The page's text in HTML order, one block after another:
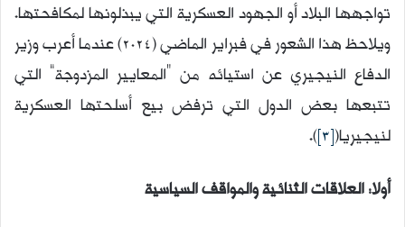
تواجهها البلاد أو الجهود العسكرية التي يبذلونها لمكافحتها.
ويلاحظ هذا الشعور في فبراير الماضي (2024) عندما أعرب وزير
الدفاع النيجيري عن استيائه من “المعايير المزدوجة” التي
تتبعها بعض الدول التي ترفض بيع أسلحتها العسكرية
لنيجيريا([3]
).
أولا: العلاقات الثنائية والمواقف السياسية